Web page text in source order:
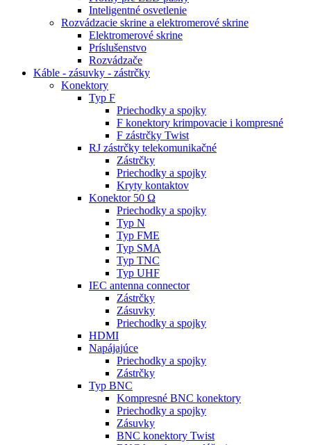
Inteligentné osvetlenie
Rozvádzacie skrine a elektromerové skrine
Elektromerové skrine
Príslušenstvo
Rozvádzače
Káble - zásuvky - zástrčky
Konektory
Typ F
Priechodky a spojky
F konektory krimpovacie i kompresné
F zástrčky Twist
RJ zástrčky telekomunikačné
Zástrčky
Priechodky a spojky
Kryty kontaktov
Konektor 50 Ω
Priechodky a spojky
Typ N
Typ FME
Typ SMA
Typ TNC
Typ UHF
IEC antenna connector
Zástrčky
Zásuvky
Priechodky a spojky
HDMI
Napájajúce
Priechodky a spojky
Zástrčky
Typ BNC
Kompresné BNC konektory
Priechodky a spojky
Zásuvky
BNC konektory Twist